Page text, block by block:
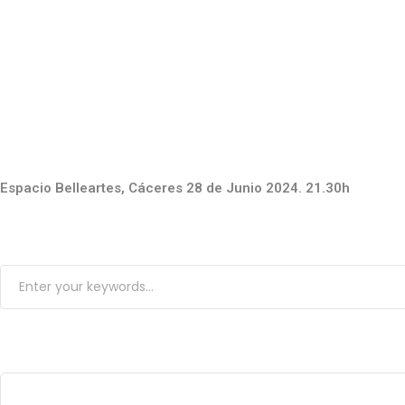
Espacio Belleartes, Cáceres 28 de Junio 2024. 21.30h